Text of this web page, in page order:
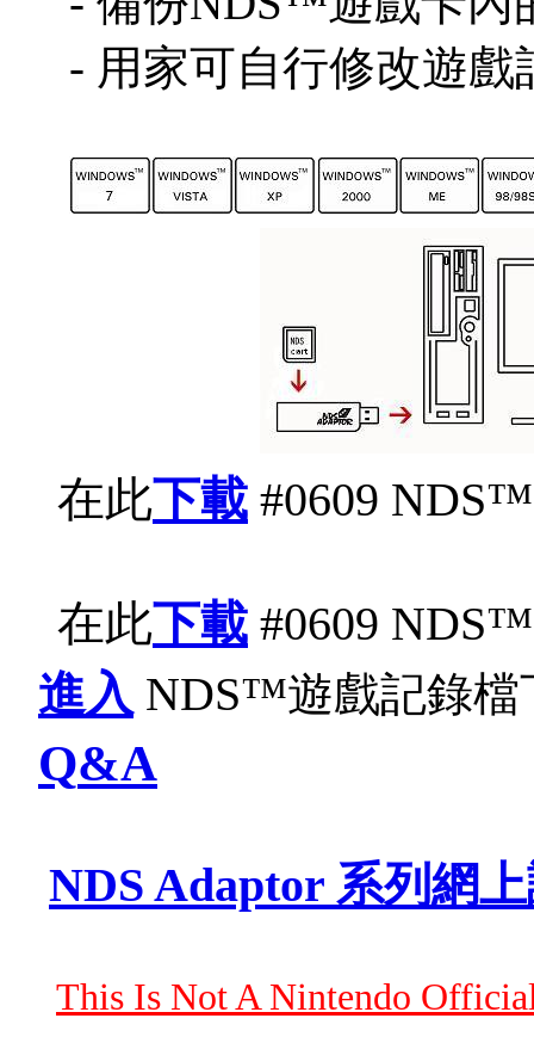
- 用家可自行修改遊戲
在此下載 #0609
在此下載 #0609
進入 NDS™遊戲記錄檔
Q&A
NDS Adaptor 系列網
This Is Not A Nintendo